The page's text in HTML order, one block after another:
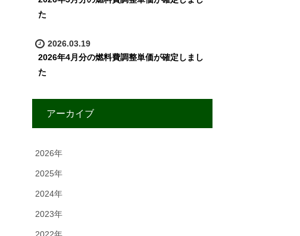
た
2026.03.19
2026年4月分の燃料費調整単価が確定しまし
た
アーカイブ
2026年
2025年
2024年
2023年